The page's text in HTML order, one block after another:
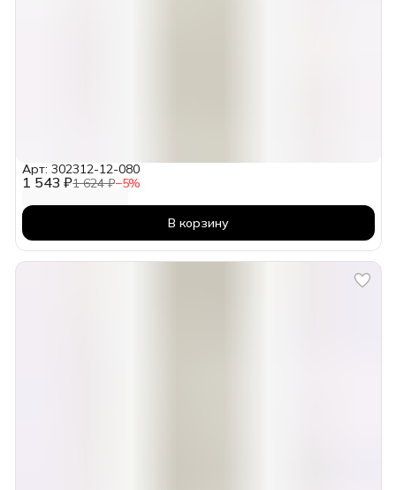
1 543 ₽1 624 ₽−5%
Арт: 302312-12-080
В корзину